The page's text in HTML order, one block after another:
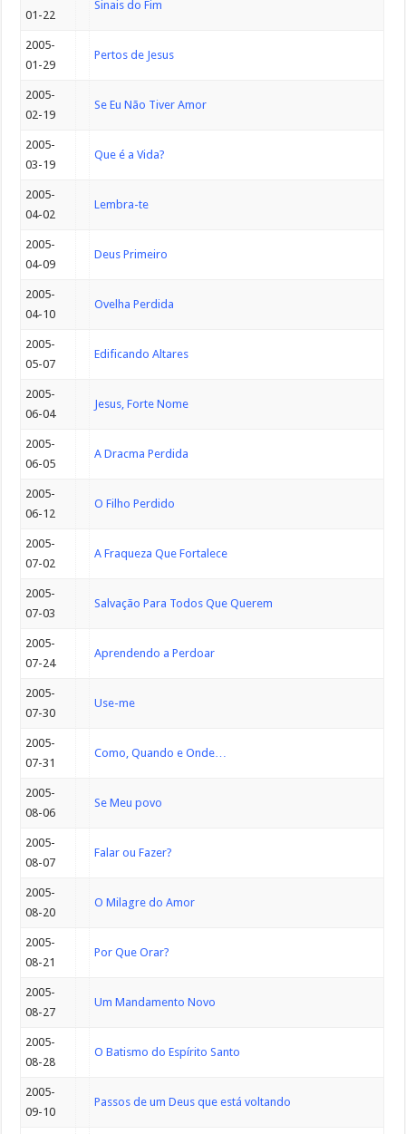
01-22
Sinais do Fim
2005-
01-29
Pertos de Jesus
2005-
02-19
Se Eu Não Tiver Amor
2005-
03-19
Que é a Vida?
2005-
04-02
Lembra-te
2005-
04-09
Deus Primeiro
2005-
04-10
Ovelha Perdida
2005-
05-07
Edificando Altares
2005-
06-04
Jesus, Forte Nome
2005-
06-05
A Dracma Perdida
2005-
06-12
O Filho Perdido
2005-
07-02
A Fraqueza Que Fortalece
2005-
07-03
Salvação Para Todos Que Querem
2005-
07-24
Aprendendo a Perdoar
2005-
07-30
Use-me
2005-
07-31
Como, Quando e Onde…
2005-
08-06
Se Meu povo
2005-
08-07
Falar ou Fazer?
2005-
08-20
O Milagre do Amor
2005-
08-21
Por Que Orar?
2005-
08-27
Um Mandamento Novo
2005-
08-28
O Batismo do Espírito Santo
2005-
09-10
Passos de um Deus que está voltando